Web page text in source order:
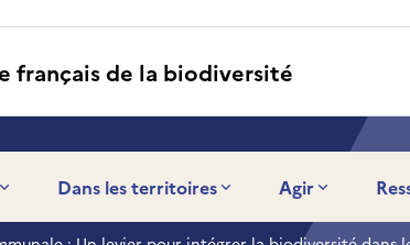
français de la biodiversité
Dans les territoires Agir